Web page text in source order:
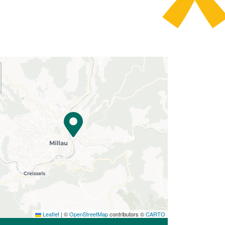
Leaflet | ©OpenStreetMapcontributors ©CARTO